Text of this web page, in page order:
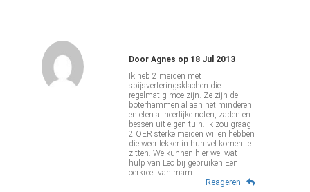
DoorAgnes op 18 Jul 2013
Ik heb 2 meiden met
spijsverteringsklachen die
regelmatig moe zijn. Ze zijn de
boterhammen al aan het minderen
en eten al heerlijke noten, zaden en
bessen uit eigen tuin. Ik zou graag
2 OER sterke meiden willen hebben
die weer lekker in hun vel komen te
zitten. We kunnen hier wel wat
hulp van Leo bij gebruiken.Een
oerkreet van mam.
Reageren